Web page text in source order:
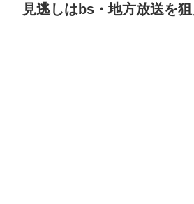
見逃しはbs・地方放送を狙